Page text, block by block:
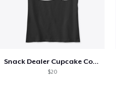
Snack Dealer Cupcake Cookie and Milk
$20